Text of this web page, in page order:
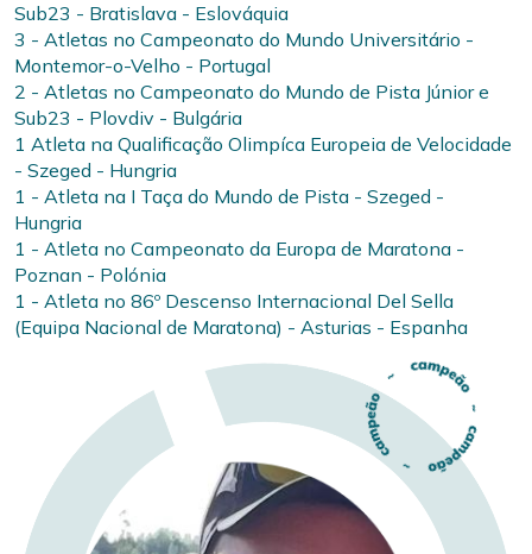
Sub23 - Bratislava - Eslováquia
3 - Atletas no Campeonato do Mundo Universitário -
Montemor-o-Velho - Portugal
2 - Atletas no Campeonato do Mundo de Pista Júnior e
Sub23 - Plovdiv - Bulgária
1 Atleta na Qualificação Olimpíca Europeia de Velocidade
- Szeged - Hungria
1 - Atleta na I Taça do Mundo de Pista - Szeged -
Hungria
1 - Atleta no Campeonato da Europa de Maratona -
Poznan - Polónia
1 - Atleta no 86º Descenso Internacional Del Sella
(Equipa Nacional de Maratona) - Asturias - Espanha